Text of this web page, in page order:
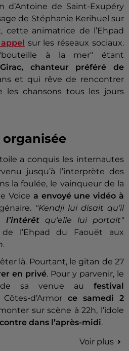
d’Antoine de Saint-Exupéry
de Stéphanie Kerihuel sur
cette animatrice de l’Ehpad
sur les réseaux sociaux.
à la mer" étant
chanteur préféré de
et qui rêve de rencontrer
les chansons tous les jours
a conquis les internautes
jusqu’à l’interprète des
la foulée, le vainqueur de la
Voice a envoyé une vidéo à
"Kendji lui disait qu’il
qu’elle lui portait"
de l’Ehpad du Faouët aux
.
là. Pourtant, le gitan de 27
en privé. Pour y parvenir, le
de sa venue au festival
Côtes-d’Armorce samedi 2
sur scène à 22h, l’idole
dans l’après-midi.
Voir plus